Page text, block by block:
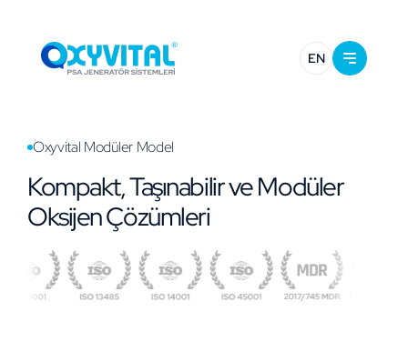
EN
Oxyvital Modüler Model
Kompakt, Taşınabilir ve Modüler
Oksijen Çözümleri